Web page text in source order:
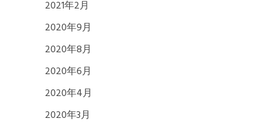
2021年2月
2020年9月
2020年8月
2020年6月
2020年4月
2020年3月